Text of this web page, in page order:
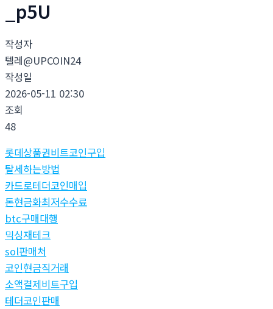
_p5U
작성자
텔레@UPCOIN24
작성일
2026-05-11 02:30
조회
48
롯데상품권비트코인구입
탈세하는방법
카드로테더코인매입
돈현금화최저수수료
btc구매대행
믹싱재테크
sol판매처
코인현금직거래
소액결제비트구입
테더코인판매